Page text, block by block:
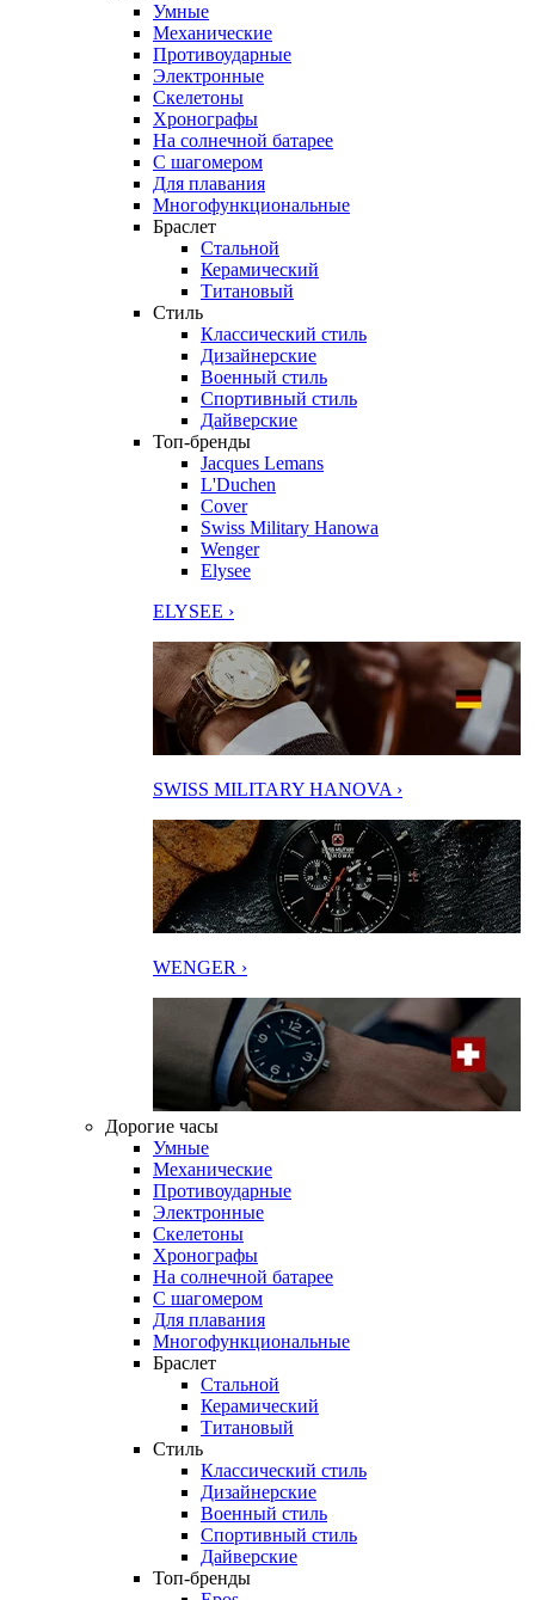
Умные
Механические
Противоударные
Электронные
Скелетоны
Хронографы
На солнечной батарее
С шагомером
Для плавания
Многофункциональные
Браслет
Стальной
Керамический
Титановый
Стиль
Классический стиль
Дизайнерские
Военный стиль
Спортивный стиль
Дайверские
Топ-бренды
Jacques Lemans
L'Duchen
Cover
Swiss Military Hanowa
Wenger
Elysee
ELYSEE ›
SWISS MILITARY HANOVA ›
WENGER ›
Дорогие часы
Умные
Механические
Противоударные
Электронные
Скелетоны
Хронографы
На солнечной батарее
С шагомером
Для плавания
Многофункциональные
Браслет
Стальной
Керамический
Титановый
Стиль
Классический стиль
Дизайнерские
Военный стиль
Спортивный стиль
Дайверские
Топ-бренды